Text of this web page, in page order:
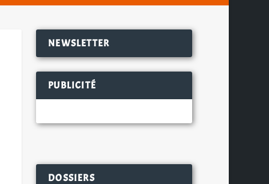
NEWSLETTER
PUBLICITÉ
DOSSIERS